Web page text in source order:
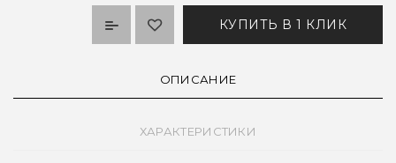
КУПИТЬ В 1 КЛИК
ОПИСАНИЕ
ХАРАКТЕРИСТИКИ